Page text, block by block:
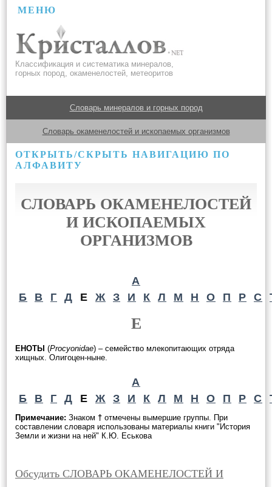
МЕНЮ
Классификация и систематика минералов,
горных пород, окаменелостей, метеоритов
Словарь минералов и горных пород
Словарь окаменелостей и ископаемых организмов
ОТКРЫТЬ/СКРЫТЬ НАВИГАЦИЮ ПО
АЛФАВИТУ
СЛОВАРЬ ОКАМЕНЕЛОСТЕЙ
И ИСКОПАЕМЫХ
ОРГАНИЗМОВ
А
Б
В Г Д Е Ж З И К Л М Н О П Р С
Е
ЕНОТЫ (Procyonidae) – семейство млекопитающих отряда
хищных. Олигоцен-ныне.
А
Б
В Г Д Е Ж З И К Л М Н О П Р С
Примечание: Знаком † отмечены вымершие группы. При
составлении словаря использованы материалы книги "История
Земли и жизни на ней" К.Ю. Еськова
Обсудить СЛОВАРЬ ОКАМЕНЕЛОСТЕЙ И